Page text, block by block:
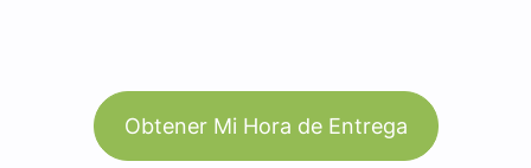
Obtener Mi Hora de Entrega